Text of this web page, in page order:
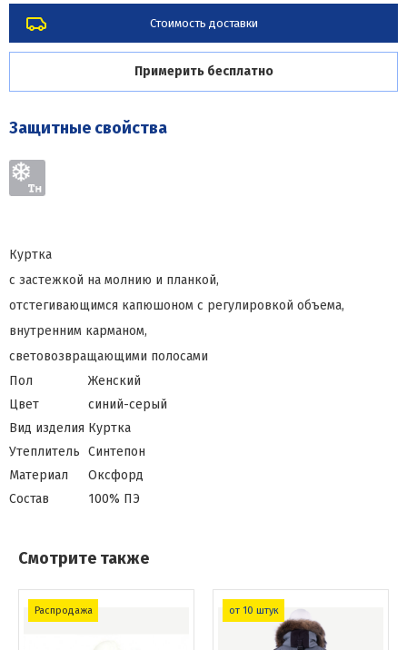
Стоимость доставки
Примерить бесплатно
Защитные свойства
Куртка
с застежкой на молнию и планкой,
отстегивающимся капюшоном с регулировкой объема,
внутренним карманом,
световозвращающими полосами
Пол
Женский
Цвет
синий-серый
Вид изделия Куртка
Утеплитель Синтепон
Материал
Оксфорд
Состав
100% ПЭ
Смотрите также
Распродажа от 10 штук